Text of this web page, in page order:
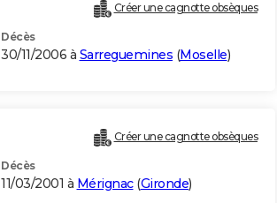
Créer une cagnotte obsèques
Décès
30/11/2006 à Sarreguemines (Moselle)
Créer une cagnotte obsèques
Décès
11/03/2001 à Mérignac(Gironde)